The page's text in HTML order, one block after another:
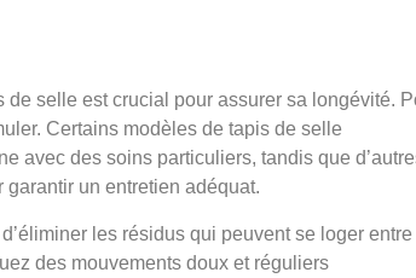
de selle est crucial pour assurer sa
Certains modèles de tapis de selle
avec des soins particuliers, tandis que
un entretien adéquat.
les résidus qui peuvent se loger
des mouvements doux et réguliers